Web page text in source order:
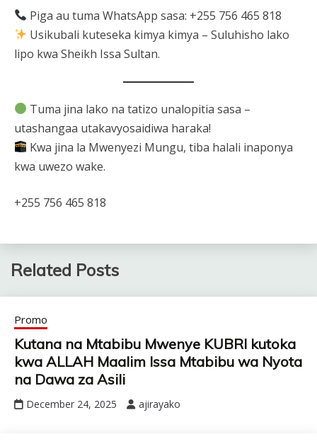
Piga au tuma WhatsApp sasa: +255 756 465 818
Usikubali kuteseka kimya kimya – Suluhisho lako
lipo kwa Sheikh Issa Sultan.
Tuma jina lako na tatizo unalopitia sasa –
utashangaa utakavyosaidiwa haraka!
Kwa jina la Mwenyezi Mungu, tiba halali inaponya
kwa uwezo wake.
+255 756 465 818
Related Posts
Promo
Kutana na Mtabibu Mwenye KUBRI kutoka
kwa ALLAH Maalim Issa Mtabibu wa Nyota
na Dawa za Asili
December 24, 2025 ajirayako